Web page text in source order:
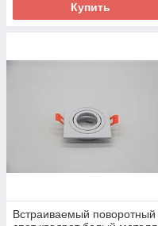
Купить
Встраиваемый поворотный